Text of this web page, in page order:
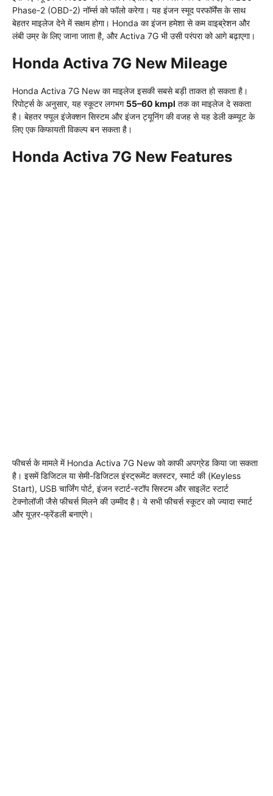
Phase-2 (OBD-2) नॉर्म्स को फॉलो करेगा। यह इंजन स्मूद परफॉर्मेंस के साथ
बेहतर माइलेज देने में सक्षम होगा। Honda का इंजन हमेशा से कम वाइब्रेशन और
लंबी उम्र के लिए जाना जाता है, और Activa 7G भी उसी परंपरा को आगे बढ़ाएगा।
Honda Activa 7G New Mileage
Honda Activa 7G New का माइलेज इसकी सबसे बड़ी ताकत हो सकता है।
रिपोर्ट्स के अनुसार, यह स्कूटर लगभग 55–60 kmpl तक का माइलेज दे सकता
है। बेहतर फ्यूल इंजेक्शन सिस्टम और इंजन ट्यूनिंग की वजह से यह डेली कम्यूट के
लिए एक किफायती विकल्प बन सकता है।
Honda Activa 7G New Features
फीचर्स के मामले में Honda Activa 7G New को काफी अपग्रेड किया जा सकता
है। इसमें डिजिटल या सेमी-डिजिटल इंस्ट्रूमेंट क्लस्टर, स्मार्ट की (Keyless
Start), USB चार्जिंग पोर्ट, इंजन स्टार्ट-स्टॉप सिस्टम और साइलेंट स्टार्ट
टेक्नोलॉजी जैसे फीचर्स मिलने की उम्मीद है। ये सभी फीचर्स स्कूटर को ज्यादा स्मार्ट
और यूज़र-फ्रेंडली बनाएंगे।